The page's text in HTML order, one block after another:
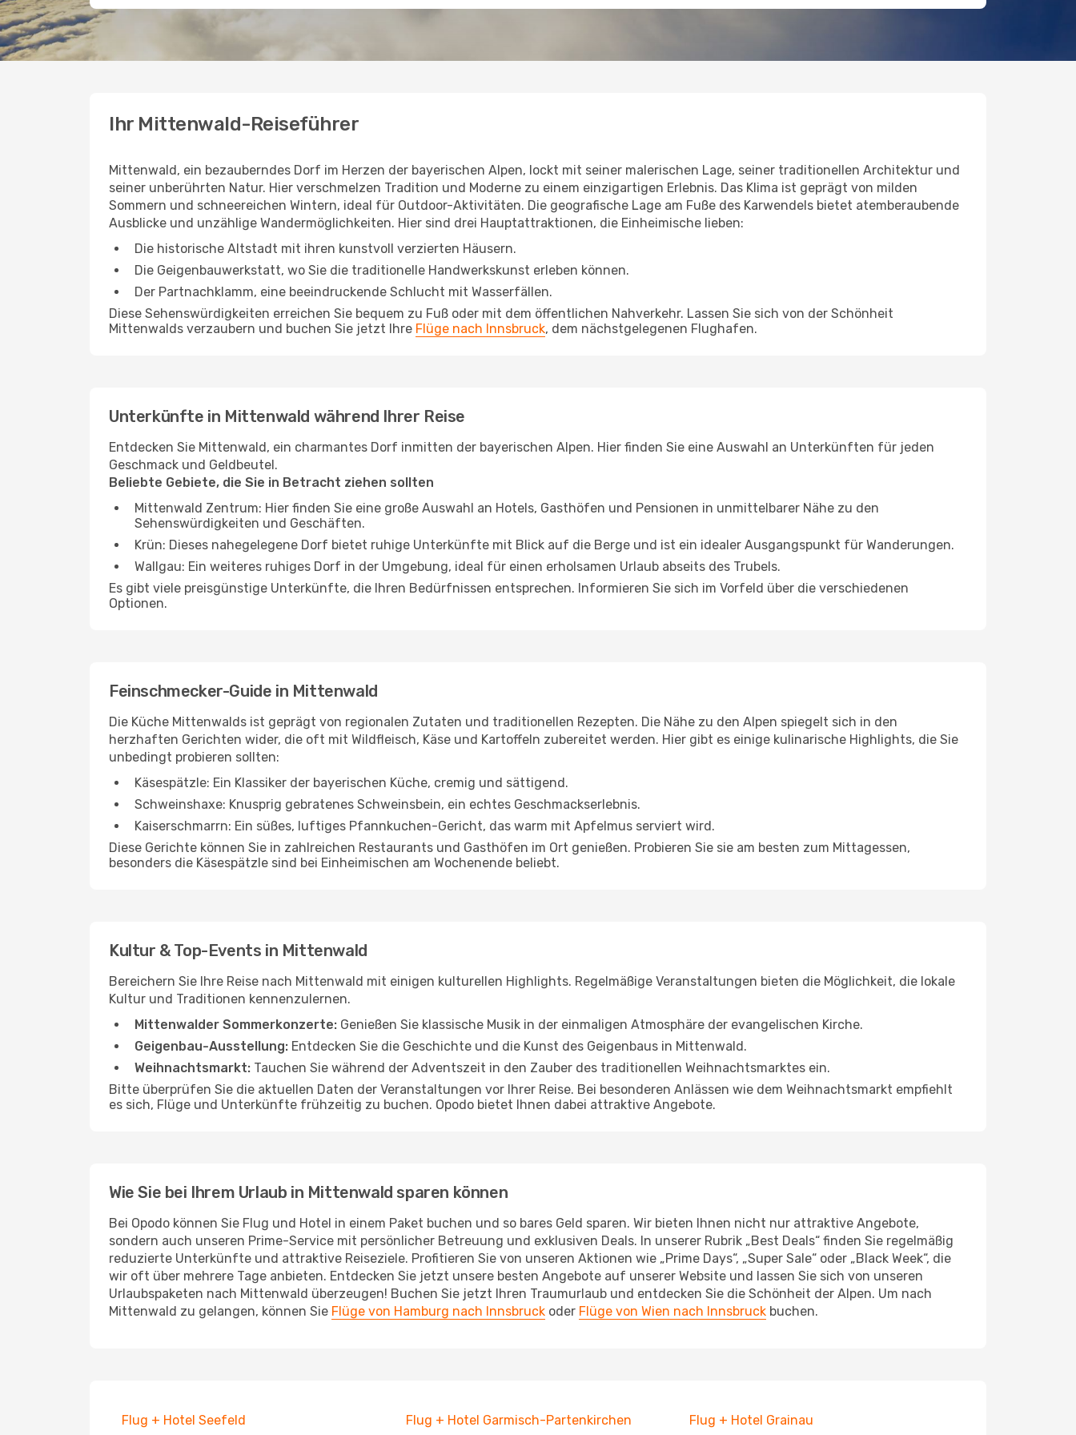
Ihr Mittenwald-Reiseführer
Mittenwald, ein bezauberndes Dorf im Herzen der bayerischen Alpen, lockt mit seiner malerischen Lage, seiner traditionellen Architektur und
seiner unberührten Natur. Hier verschmelzen Tradition und Moderne zu einem einzigartigen Erlebnis. Das Klima ist geprägt von milden
Sommern und schneereichen Wintern, ideal für Outdoor-Aktivitäten. Die geografische Lage am Fuße des Karwendels bietet atemberaubende
Ausblicke und unzählige Wandermöglichkeiten. Hier sind drei Hauptattraktionen, die Einheimische lieben:
Die historische Altstadt mit ihren kunstvoll verzierten Häusern.
Die Geigenbauwerkstatt, wo Sie die traditionelle Handwerkskunst erleben können.
Der Partnachklamm, eine beeindruckende Schlucht mit Wasserfällen.
Diese Sehenswürdigkeiten erreichen Sie bequem zu Fuß oder mit dem öffentlichen Nahverkehr. Lassen Sie sich von der Schönheit
Mittenwalds verzaubern und buchen Sie jetzt Ihre Flüge nach Innsbruck, dem nächstgelegenen Flughafen.
Unterkünfte in Mittenwald während Ihrer Reise
Entdecken Sie Mittenwald, ein charmantes Dorf inmitten der bayerischen Alpen. Hier finden Sie eine Auswahl an Unterkünften für jeden
Geschmack und Geldbeutel.
Beliebte Gebiete, die Sie in Betracht ziehen sollten
Mittenwald Zentrum: Hier finden Sie eine große Auswahl an Hotels, Gasthöfen und Pensionen in unmittelbarer Nähe zu den
Sehenswürdigkeiten und Geschäften.
Krün: Dieses nahegelegene Dorf bietet ruhige Unterkünfte mit Blick auf die Berge und ist ein idealer Ausgangspunkt für Wanderungen.
Wallgau: Ein weiteres ruhiges Dorf in der Umgebung, ideal für einen erholsamen Urlaub abseits des Trubels.
Es gibt viele preisgünstige Unterkünfte, die Ihren Bedürfnissen entsprechen. Informieren Sie sich im Vorfeld über die verschiedenen
Optionen.
Feinschmecker-Guide in Mittenwald
Die Küche Mittenwalds ist geprägt von regionalen Zutaten und traditionellen Rezepten. Die Nähe zu den Alpen spiegelt sich in den
herzhaften Gerichten wider, die oft mit Wildfleisch, Käse und Kartoffeln zubereitet werden. Hier gibt es einige kulinarische Highlights, die Sie
unbedingt probieren sollten:
Käsespätzle: Ein Klassiker der bayerischen Küche, cremig und sättigend.
Schweinshaxe: Knusprig gebratenes Schweinsbein, ein echtes Geschmackserlebnis.
Kaiserschmarrn: Ein süßes, luftiges Pfannkuchen-Gericht, das warm mit Apfelmus serviert wird.
Diese Gerichte können Sie in zahlreichen Restaurants und Gasthöfen im Ort genießen. Probieren Sie sie am besten zum Mittagessen,
besonders die Käsespätzle sind bei Einheimischen am Wochenende beliebt.
Kultur & Top-Events in Mittenwald
Bereichern Sie Ihre Reise nach Mittenwald mit einigen kulturellen Highlights. Regelmäßige Veranstaltungen bieten die Möglichkeit, die lokale
Kultur und Traditionen kennenzulernen.
Mittenwalder Sommerkonzerte: Genießen Sie klassische Musik in der einmaligen Atmosphäre der evangelischen Kirche.
Geigenbau-Ausstellung: Entdecken Sie die Geschichte und die Kunst des Geigenbaus in Mittenwald.
Weihnachtsmarkt: Tauchen Sie während der Adventszeit in den Zauber des traditionellen Weihnachtsmarktes ein.
Bitte überprüfen Sie die aktuellen Daten der Veranstaltungen vor Ihrer Reise. Bei besonderen Anlässen wie dem Weihnachtsmarkt empfiehlt
es sich, Flüge und Unterkünfte frühzeitig zu buchen. Opodo bietet Ihnen dabei attraktive Angebote.
Wie Sie bei Ihrem Urlaub in Mittenwald sparen können
Bei Opodo können Sie Flug und Hotel in einem Paket buchen und so bares Geld sparen. Wir bieten Ihnen nicht nur attraktive Angebote,
sondern auch unseren Prime-Service mit persönlicher Betreuung und exklusiven Deals. In unserer Rubrik „Best Deals“ finden Sie regelmäßig
reduzierte Unterkünfte und attraktive Reiseziele. Profitieren Sie von unseren Aktionen wie „Prime Days“, „Super Sale“ oder „Black Week“, die
wir oft über mehrere Tage anbieten. Entdecken Sie jetzt unsere besten Angebote auf unserer Website und lassen Sie sich von unseren
Urlaubspaketen nach Mittenwald überzeugen! Buchen Sie jetzt Ihren Traumurlaub und entdecken Sie die Schönheit der Alpen. Um nach
Mittenwald zu gelangen, können Sie Flüge von Hamburg nach Innsbruck oder Flüge von Wien nach Innsbruck buchen.
Flug + Hotel Seefeld Flug + Hotel Garmisch-Partenkirchen Flug + Hotel Grainau